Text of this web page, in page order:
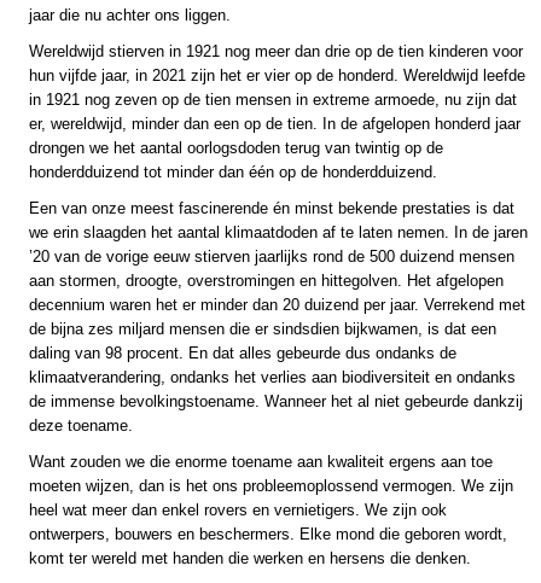
jaar die nu achter ons liggen.
Wereldwijd stierven in 1921 nog meer dan drie op de tien kinderen voor
hun vijfde jaar, in 2021 zijn het er vier op de honderd. Wereldwijd leefde
in 1921 nog zeven op de tien mensen in extreme armoede, nu zijn dat
er, wereldwijd, minder dan een op de tien. In de afgelopen honderd jaar
drongen we het aantal oorlogsdoden terug van twintig op de
honderdduizend tot minder dan één op de honderdduizend.
Een van onze meest fascinerende én minst bekende prestaties is dat
we erin slaagden het aantal klimaatdoden af te laten nemen. In de jaren
’20 van de vorige eeuw stierven jaarlijks rond de 500 duizend mensen
aan stormen, droogte, overstromingen en hittegolven. Het afgelopen
decennium waren het er minder dan 20 duizend per jaar. Verrekend met
de bijna zes miljard mensen die er sindsdien bijkwamen, is dat een
daling van 98 procent. En dat alles gebeurde dus ondanks de
klimaatverandering, ondanks het verlies aan biodiversiteit en ondanks
de immense bevolkingstoename. Wanneer het al niet gebeurde dankzij
deze toename.
Want zouden we die enorme toename aan kwaliteit ergens aan toe
moeten wijzen, dan is het ons probleemoplossend vermogen. We zijn
heel wat meer dan enkel rovers en vernietigers. We zijn ook
ontwerpers, bouwers en beschermers. Elke mond die geboren wordt,
komt ter wereld met handen die werken en hersens die denken.